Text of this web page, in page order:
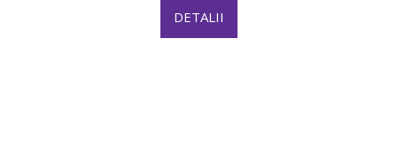
DETALII